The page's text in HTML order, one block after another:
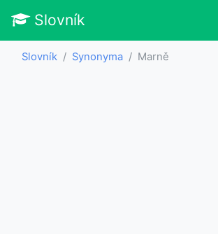
Slovník
Slovník Synonyma Marně